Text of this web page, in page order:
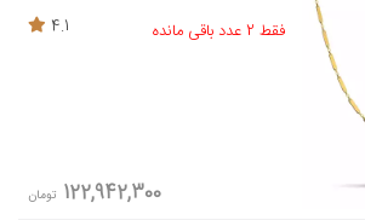
فقط 2 عدد باقی مانده
4.1
122,942,300 تومان